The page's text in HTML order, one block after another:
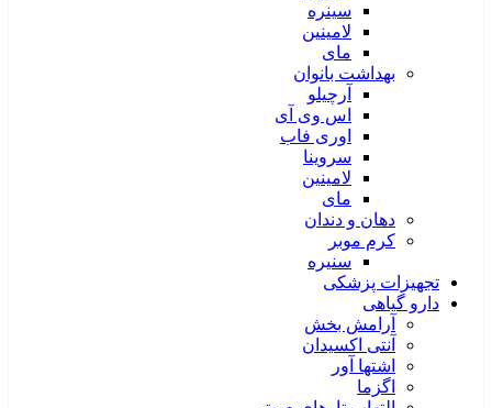
سینره
لامینین
مای
بهداشت بانوان
آرچیلو
اس وی آی
اوری فاب
سروینا
لامینین
مای
دهان و دندان
کرم موبر
سنیره
تجهیزات پزشکی
دارو گیاهی
آرامش بخش
آنتی اکسیدان
اشتها آور
اگزما